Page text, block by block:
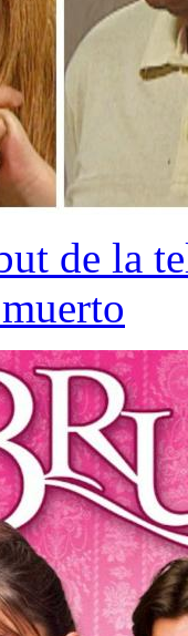
de la